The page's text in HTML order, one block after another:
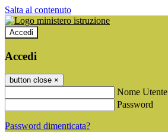
Salta al contenuto
Accedi
Accedi
button close ×
Nome Utente
Password
Password dimenticata?